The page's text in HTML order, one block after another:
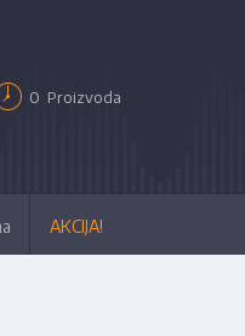
0 Proizvoda
AKCIJA!